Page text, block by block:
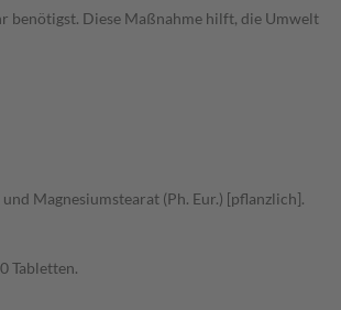
benötigst. Diese Maßnahme hilft, die Umwelt
Magnesiumstearat (Ph. Eur.) [pflanzlich].
Tabletten.